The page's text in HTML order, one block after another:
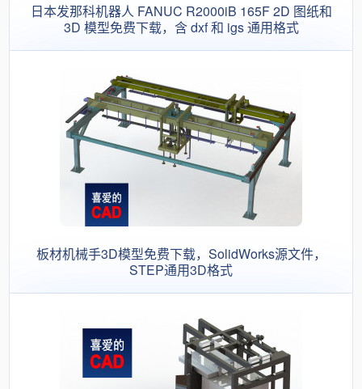
日本发那科机器人 FANUC R2000iB 165F 2D 图纸和
3D 模型免费下载，含 dxf 和 igs 通用格式
板材机械手3D模型免费下载，SolidWorks源文件，
STEP通用3D格式